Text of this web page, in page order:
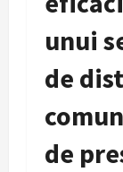
unui
de
de